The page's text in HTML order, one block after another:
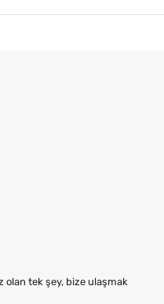
olan tek şey, bize ulaşmak